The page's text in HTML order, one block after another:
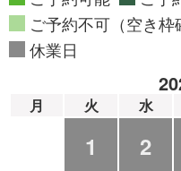
ご予約不可（空き枠
休業日
月 火 水
1 2